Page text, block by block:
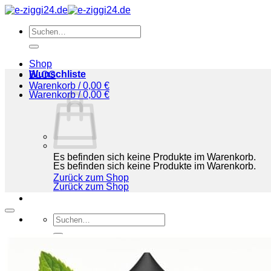
Zum
springenSuchen
nach:
Shop
BLOG
Warenkorb /0,00 €
Es befinden sich keine Produkte im Warenkorb.
Zurück zum Shop
Suchen
nach:
BLOG
Wunschliste
Warenkorb /0,00 €
Es befinden sich keine Produkte im Warenkorb.
Zurück zum Shop